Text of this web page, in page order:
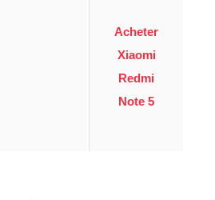
Acheter
Xiaomi
Redmi
Note 5